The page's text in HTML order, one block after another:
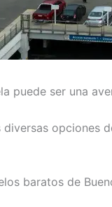
puede ser una
opciones
baratos de